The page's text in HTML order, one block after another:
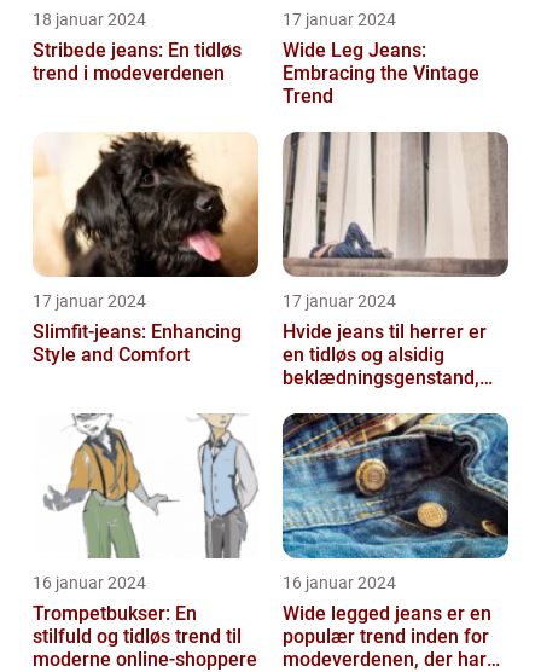
18 januar 2024
Stribede jeans: En tidløs
trend i modeverdenen
17 januar 2024
Wide Leg Jeans:
Embracing the Vintage
Trend
17 januar 2024
Slimfit-jeans: Enhancing
Style and Comfort
17 januar 2024
Hvide jeans til herrer er
en tidløs og alsidig
beklædningsgenstand,
ren...
16 januar 2024
Trompetbukser: En
stilfuld og tidløs trend til
moderne online-shoppere
16 januar 2024
Wide legged jeans er en
populær trend inden for
modeverdenen, der har